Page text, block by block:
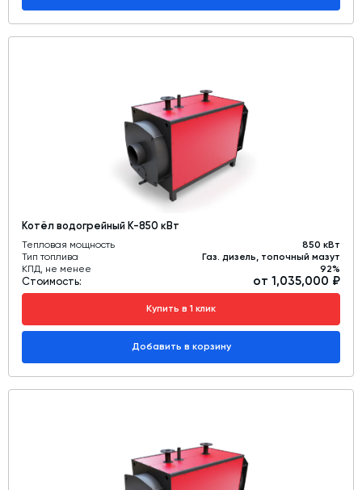
Котёл водогрейный К-850 кВт
Тепловая мощность
850 кВт
Тип топлива
Газ. дизель, топочный мазут
КПД, не менее
92%
Стоимость: от 1,035,000 ₽
Купить в 1 клик
Добавить в корзину